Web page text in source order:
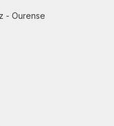
- Ourense